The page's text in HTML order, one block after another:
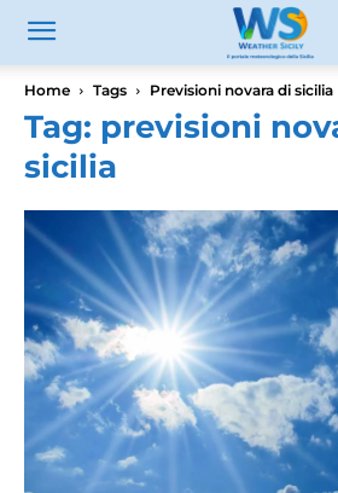
Home Tags Previsioni novara di sicilia
Tag: previsioni
sicilia